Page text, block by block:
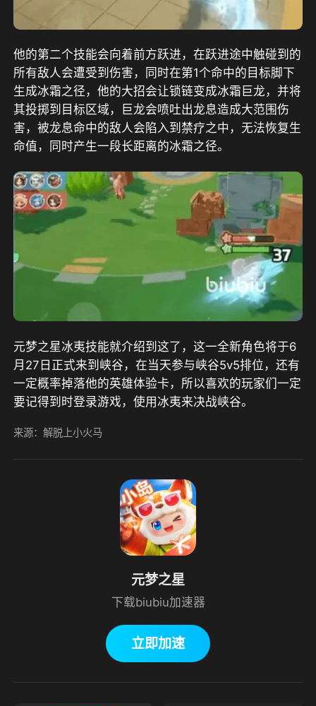
他的第二个技能会向着前方跃进，在跃进途中触碰到的
所有敌人会遭受到伤害，同时在第1个命中的目标脚下
生成冰霜之径，他的大招会让锁链变成冰霜巨龙，并将
其投掷到目标区域，巨龙会喷吐出龙息造成大范围伤
害，被龙息命中的敌人会陷入到禁疗之中，无法恢复生
命值，同时产生一段长距离的冰霜之径。
元梦之星冰夷技能就介绍到这了，这一全新角色将于6
月27日正式来到峡谷，在当天参与峡谷5v5排位，还有
一定概率掉落他的英雄体验卡，所以喜欢的玩家们一定
要记得到时登录游戏，使用冰夷来决战峡谷。
来源：解脱上小火马
元梦之星
下载biubiu加速器
立即加速